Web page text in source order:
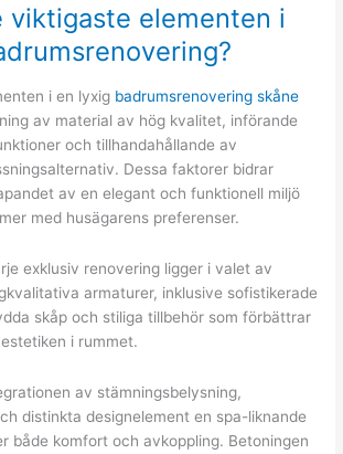
viktigaste elementen i
i en lyxig badrumsrenovering skåne
av material av hög kvalitet, införande
och tillhandahållande av
Dessa faktorer bidrar
av en elegant och funktionell miljö
med husägarens preferenser.
exklusiv renovering ligger i valet av
armaturer, inklusive sofistikerade
skåp och stiliga tillbehör som förbättrar
i rummet.
av stämningsbelysning,
distinkta designelement en spa-liknande
både komfort och avkoppling. Betoningen